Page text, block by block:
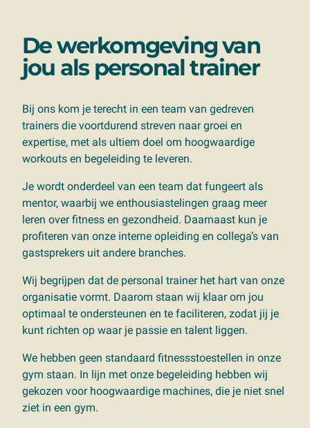
De werkomgeving van
jou als personal trainer
Bij ons kom je terecht in een team van gedreven
trainers die voortdurend streven naar groei en
expertise, met als ultiem doel om hoogwaardige
workouts en begeleiding te leveren.
Je wordt onderdeel van een team dat fungeert als
mentor, waarbij we enthousiastelingen graag meer
leren over fitness en gezondheid. Daarnaast kun je
profiteren van onze interne opleiding en collega’s van
gastsprekers uit andere branches.
Wij begrijpen dat de personal trainer het hart van onze
organisatie vormt. Daarom staan wij klaar om jou
optimaal te ondersteunen en te faciliteren, zodat jij je
kunt richten op waar je passie en talent liggen.
We hebben geen standaard fitnessstoestellen in onze
gym staan. In lijn met onze begeleiding hebben wij
gekozen voor hoogwaardige machines, die je niet snel
ziet in een gym.